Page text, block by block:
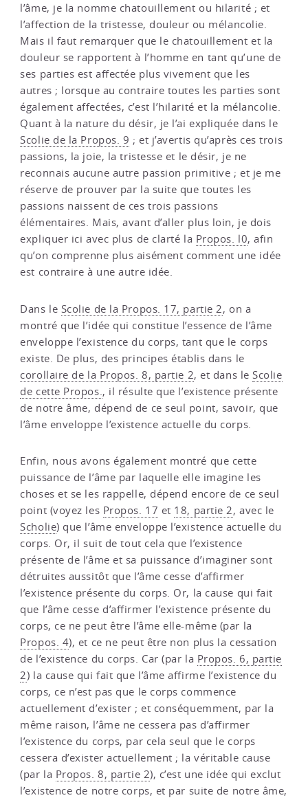
l’âme, je la nomme chatouillement ou hilarité ; et
l’affection de la tristesse, douleur ou mélancolie.
Mais il faut remarquer que le chatouillement et la
douleur se rapportent à l’homme en tant qu’une de
ses parties est affectée plus vivement que les
autres ; lorsque au contraire toutes les parties sont
également affectées, c’est l’hilarité et la mélancolie.
Quant à la nature du désir, je l’ai expliquée dans le
Scolie de la Propos. 9 ; et j’avertis qu’après ces trois
passions, la joie, la tristesse et le désir, je ne
reconnais aucune autre passion primitive ; et je me
réserve de prouver par la suite que toutes les
passions naissent de ces trois passions
élémentaires. Mais, avant d’aller plus loin, je dois
expliquer ici avec plus de clarté la Propos. l0, afin
qu’on comprenne plus aisément comment une idée
est contraire à une autre idée.
Dans le Scolie de la Propos. 17, partie 2, on a
montré que l’idée qui constitue l’essence de l’âme
enveloppe l’existence du corps, tant que le corps
existe. De plus, des principes établis dans le
corollaire de la Propos. 8, partie 2, et dans le Scolie
de cette Propos. , il résulte que l’existence présente
de notre âme, dépend de ce seul point, savoir, que
l’âme enveloppe l’existence actuelle du corps.
Enfin, nous avons également montré que cette
puissance de l’âme par laquelle elle imagine les
choses et se les rappelle, dépend encore de ce seul
point (voyez les Propos. 17 et 18, partie 2, avec le
Scholie) que l’âme enveloppe l’existence actuelle du
corps. Or, il suit de tout cela que l’existence
présente de l’âme et sa puissance d’imaginer sont
détruites aussitôt que l’âme cesse d’affirmer
l’existence présente du corps. Or, la cause qui fait
que l’âme cesse d’affirmer l’existence présente du
corps, ce ne peut être l’âme elle-même (par la
Propos. 4), et ce ne peut être non plus la cessation
de l’existence du corps. Car (par la Propos. 6, partie
2) la cause qui fait que l’âme affirme l’existence du
corps, ce n’est pas que le corps commence
actuellement d’exister ; et conséquemment, par la
même raison, l’âme ne cessera pas d’affirmer
l’existence du corps, par cela seul que le corps
cessera d’exister actuellement ; la véritable cause
(par la Propos. 8, partie 2), c’est une idée qui exclut
l’existence de notre corps, et par suite de notre âme,